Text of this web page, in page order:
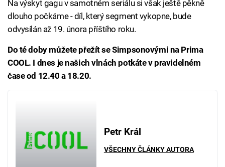
Na výskyt gagu v samotném seriálu si však ještě pěkně
dlouho počkáme - díl, který segment vykopne, bude
odvysílán až 19. února příštího roku.
Do té doby můžete přežít se Simpsonovými na Prima
COOL. I dnes je našich vlnách potkáte v pravidelném
čase od 12.40 a 18.20.
Petr Král
VŠECHNY ČLÁNKY AUTORA